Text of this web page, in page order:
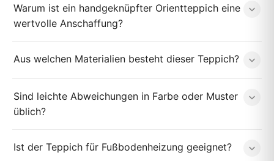
Warum ist ein handgeknüpfter Orientteppich eine
wertvolle Anschaffung?
Aus welchen Materialien besteht dieser Teppich?
Sind leichte Abweichungen in Farbe oder Muster
üblich?
Ist der Teppich für Fußbodenheizung geeignet?